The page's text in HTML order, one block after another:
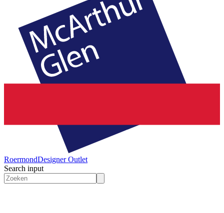
RoermondDesigner Outlet
Search input